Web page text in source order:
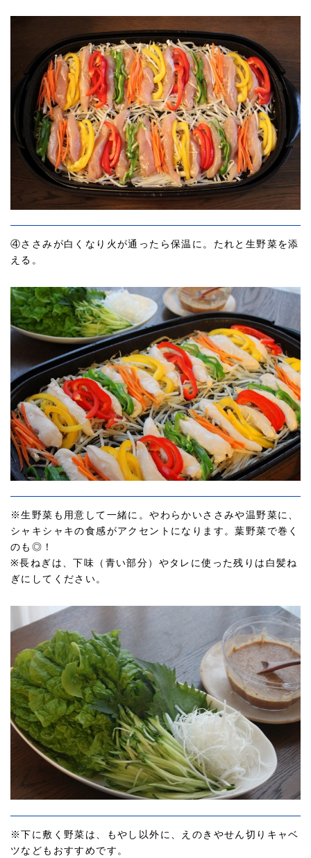
④ささみが白くなり火が通ったら保温に。たれと生野菜を添
える。
※生野菜も用意して一緒に。やわらかいささみや温野菜に、
シャキシャキの食感がアクセントになります。葉野菜で巻く
のも◎！
※長ねぎは、下味（青い部分）やタレに使った残りは白髪ね
ぎにしてください。
※下に敷く野菜は、もやし以外に、えのきやせん切りキャベ
ツなどもおすすめです。